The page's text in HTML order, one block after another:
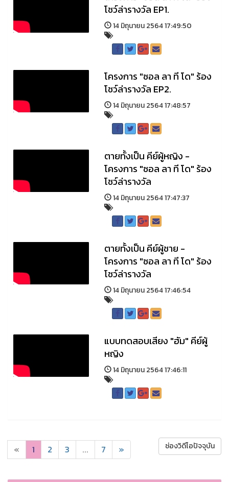
โชว์ล่ารางวัล EP1.
14 มิถุนายน 2564 17:49:50
โครงการ "ซอล ลา ที โด" ร้อง
โชว์ล่ารางวัล EP2.
14 มิถุนายน 2564 17:48:57
ตายทั้งเป็น คีย์ผู้หญิง -
โครงการ "ซอล ลา ที โด" ร้อง
โชว์ล่ารางวัล
14 มิถุนายน 2564 17:47:37
ตายทั้งเป็น คีย์ผู้ชาย -
โครงการ "ซอล ลา ที โด" ร้อง
โชว์ล่ารางวัล
14 มิถุนายน 2564 17:46:54
แบบทดสอบเสียง "ฮัม" คีย์ผู้
หญิง
14 มิถุนายน 2564 17:46:11
« 1 2 3 ... 7 » ช่องวิดีโอปัจจุบัน